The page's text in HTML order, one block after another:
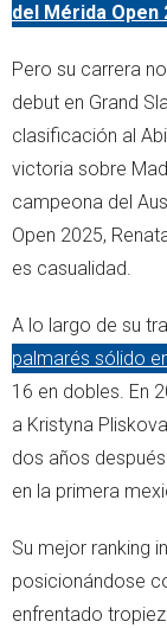
del Mérida Open
Pero su carrera
debut en Grand
clasificación al
victoria sobre
campeona del
Open 2025,
es casualidad.
A lo largo de su
palmarés sólido
16 en dobles. En
a Kristyna
dos años
en la primera
Su mejor ranking
posicionándose
enfrentado